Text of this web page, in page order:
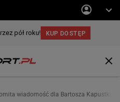
wiadomość dla Bartosza Kapustki.